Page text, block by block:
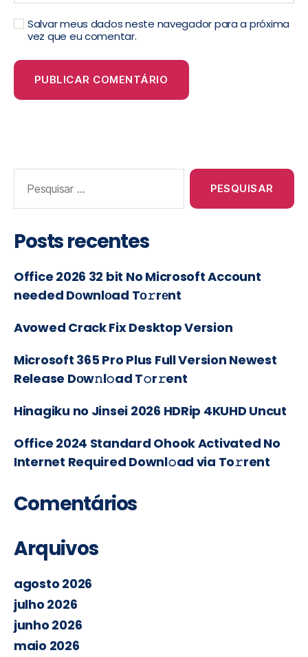
Salvar meus dados neste navegador para a próxima
vez que eu comentar.
Posts recentes
Office 2026 32 bit No Microsoft Account
needed Dоwnlоad Tо𝚛rеnt
Avowed Crack Fix Desktop Version
Microsoft 365 Pro Plus Full Version Newest
Release Dоw𝚗l𝚘ad T𝚘r𝚛ent
Hinagiku no Jinsei 2026 HDRip 4KUHD Uncut
Office 2024 Standard Ohook Activated No
Internet Required Downl𝚘ad via To𝚛rent
Comentários
Arquivos
agosto 2026
julho 2026
junho 2026
maio 2026